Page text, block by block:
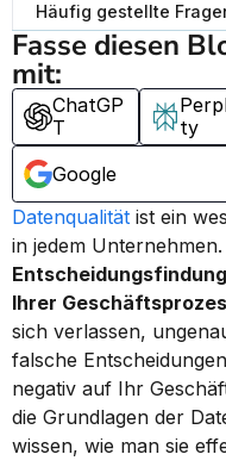
Häufig gestellte
Fasse diesen
mit:
ChatGP
T
ty
Google
Datenqualität ist ein
in jedem Unternehmen.
Ihrer
sich verlassen,
falsche
negativ auf Ihr
die Grundlagen der
wissen, wie man sie